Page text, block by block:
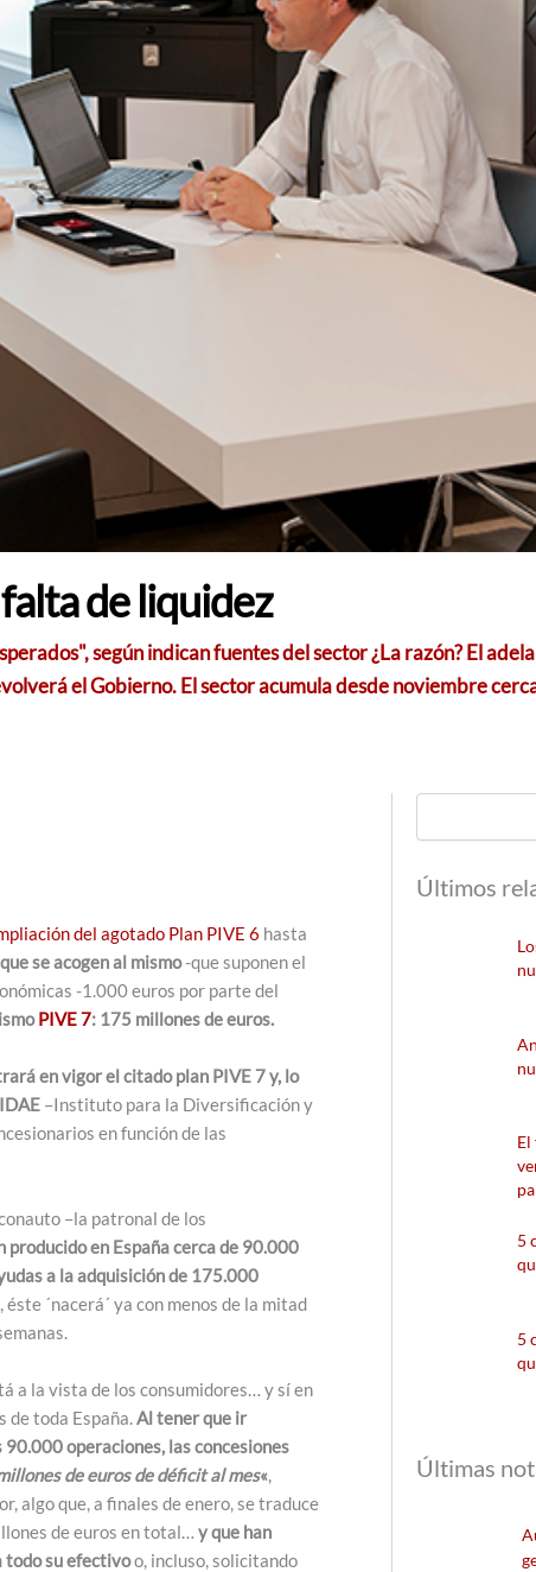
de liquidez
según indican fuentes del sector ¿La razón? El
el Gobierno. El sector acumula desde noviembre
del agotado Plan PIVE 6 hasta
se acogen al mismo-que suponen el
-1.000 euros por parte del
PIVE 7: 175 millones de euros.
en vigor el citado plan PIVE 7 y, lo
–Instituto para la Diversificación y
en función de las
–la patronal de los
producido en España cerca de 90.000
a la adquisición de 175.000
´nacerá´ ya con menos de la mitad
a la vista de los consumidores… y sí en
de toda España.Al tener que ir
operaciones, las concesiones
de euros de déficit al mes«,
algo que, a finales de enero, se traduce
de euros en total… y que han
todo su efectivoo, incluso, solicitando
Últimos
El
5
5
Últimas